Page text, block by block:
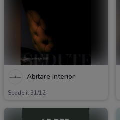
Abitare Interior
Scade il 31/12